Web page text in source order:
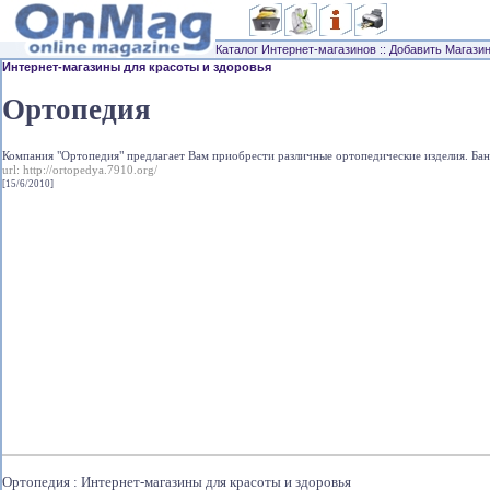
Каталог Интернет-магазинов :: Добавить Магазин
Интернет-магазины для красоты и здоровья
Ортопедия
Компания "Ортопедия" предлагает Вам приобрести различные ортопедические изделия.
url: http://ortopedya.7910.org/
[15/6/2010]
Ортопедия : Интернет-магазины для красоты и здоровья